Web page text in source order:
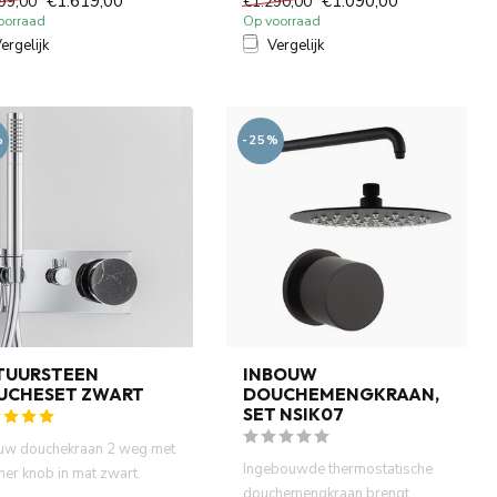
Op voorraad
Vergelijk
ZWART
douchekraan 2 weg met
knob in mat zwart.
-25%
INBOUW
DOUCHEMENGKRAAN,
SET NSIK07
Ingebouwde thermostatische